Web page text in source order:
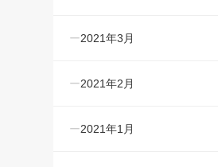
2021年3月
2021年2月
2021年1月